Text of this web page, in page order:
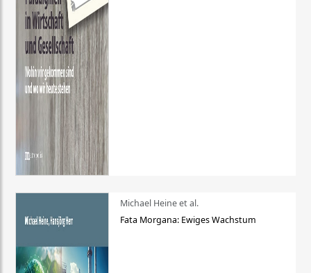
Michael Heine et al.
Fata Morgana: Ewiges Wachstum